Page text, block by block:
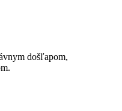
došľapom,